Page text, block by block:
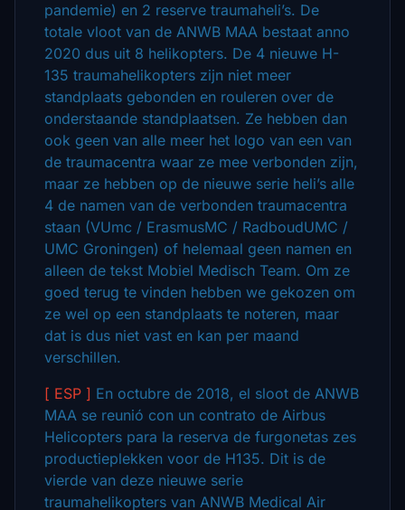
pandemie) en 2 reserve traumaheli’s. De
totale vloot van de ANWB MAA bestaat anno
2020 dus uit 8 helikopters. De 4 nieuwe H-
135 traumahelikopters zijn niet meer
standplaats gebonden en rouleren over de
onderstaande standplaatsen. Ze hebben dan
ook geen van alle meer het logo van een van
de traumacentra waar ze mee verbonden zijn,
maar ze hebben op de nieuwe serie heli’s alle
4 de namen van de verbonden traumacentra
staan (VUmc / ErasmusMC / RadboudUMC /
UMC Groningen) of helemaal geen namen en
alleen de tekst Mobiel Medisch Team. Om ze
goed terug te vinden hebben we gekozen om
ze wel op een standplaats te noteren, maar
dat is dus niet vast en kan per maand
verschillen.
[ ESP ] En octubre de 2018, el sloot de ANWB
MAA se reunió con un contrato de Airbus
Helicopters para la reserva de furgonetas zes
productieplekken voor de H135. Dit is de
vierde van deze nieuwe serie
traumahelikopters van ANWB Medical Air